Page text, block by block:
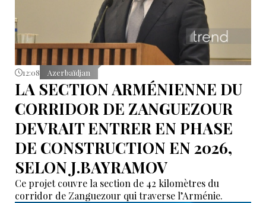
12:08 Azerbaïdjan
LA SECTION ARMÉNIENNE DU
CORRIDOR DE ZANGUEZOUR
DEVRAIT ENTRER EN PHASE
DE CONSTRUCTION EN 2026,
SELON J.BAYRAMOV
Ce projet couvre la section de 42 kilomètres du
corridor de Zanguezour qui traverse l’Arménie.